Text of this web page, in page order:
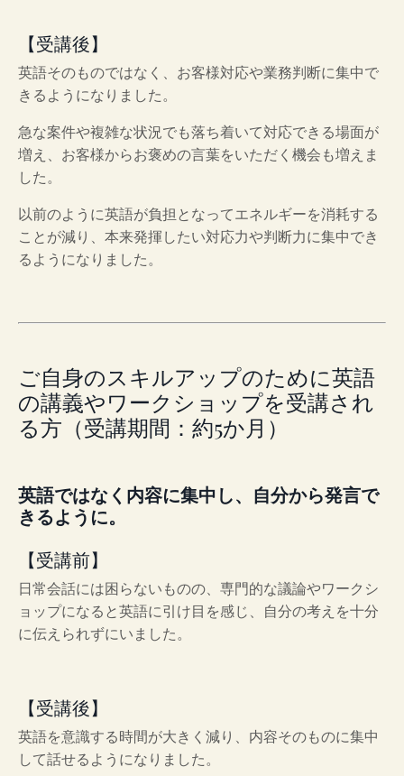
【受講後】
英語そのものではなく、お客様対応や業務判断に集中で
きるようになりました。
急な案件や複雑な状況でも落ち着いて対応できる場面が
増え、お客様からお褒めの言葉をいただく機会も増えま
した。
以前のように英語が負担となってエネルギーを消耗する
ことが減り、本来発揮したい対応力や判断力に集中でき
るようになりました。
ご自身のスキルアップのために英語
の講義やワークショップを受講され
る方（受講期間：約5か月）
英語ではなく内容に集中し、自分から発言で
きるように。
【受講前】
日常会話には困らないものの、専門的な議論やワークシ
ョップになると英語に引け目を感じ、自分の考えを十分
に伝えられずにいました。
【受講後】
英語を意識する時間が大きく減り、内容そのものに集中
して話せるようになりました。